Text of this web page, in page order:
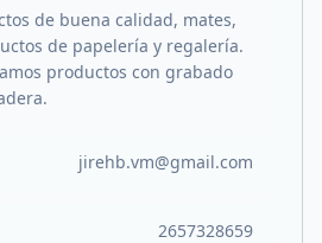
de buena calidad, mates,
de papelería y regalería.
productos con grabado
jirehb.vm@gmail.com
2657328659